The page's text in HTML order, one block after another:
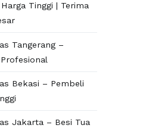
Tinggi | Terima
Tangerang –
Bekasi – Pembeli
Jakarta – Besi Tua